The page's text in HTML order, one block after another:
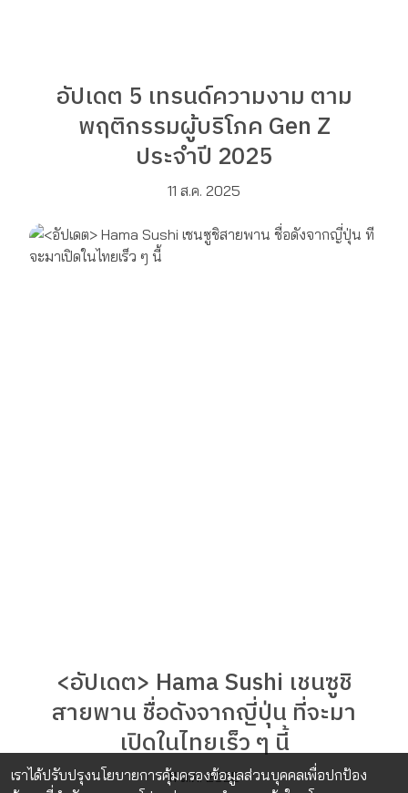
อัปเดต 5 เทรนด์ความงาม ตาม
พฤติกรรมผู้บริโภค Gen Z
ประจำปี 2025
11 ส.ค. 2025
<อัปเดต> Hama Sushi เชนซูชิ
สายพาน ชื่อดังจากญี่ปุ่น ที่จะมา
เปิดในไทยเร็ว ๆ นี้
11 ส.ค. 2025
เราได้ปรับปรุงนโยบายการคุ้มครองข้อมูลส่วนบุคคลเพื่อปกป้อง